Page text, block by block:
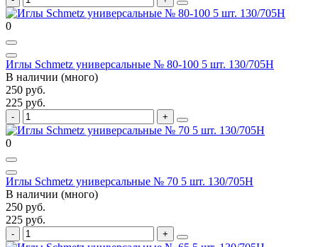
0
Иглы Schmetz универсальные № 80-100 5 шт. 130/705H
В наличии (много)
250 руб.
225 руб.
0
Иглы Schmetz универсальные № 70 5 шт. 130/705H
В наличии (много)
250 руб.
225 руб.